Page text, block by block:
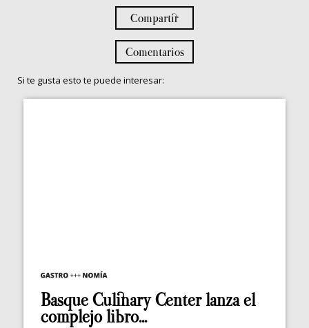
Compartir
Comentarios
Si te gusta esto te puede interesar:
Basque Culinary Center lanza el
complejo libro...